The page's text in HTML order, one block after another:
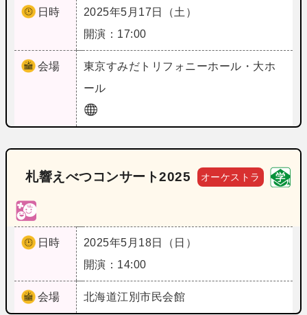
日時
2025年5月17日（土）
開演：17:00
会場 東京すみだトリフォニーホール・大ホ
ール
札響えべつコンサート2025 オーケストラ
日時
2025年5月18日（日）
開演：14:00
会場 北海道江別市民会館